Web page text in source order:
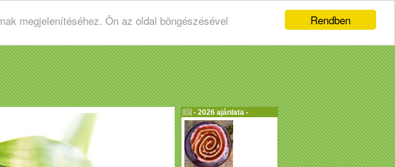
Rendben
megjelenítéséhez. Ön az oldal böngészésével
- 2026 ajánlata -